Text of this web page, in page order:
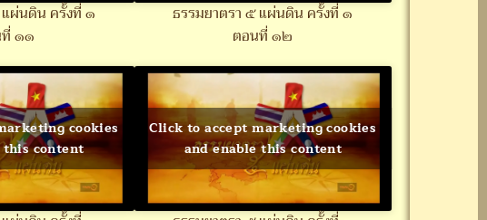
ผ่นดิน ครั้งที่ ๑
๑๑
ธรรมยาตรา ๕ แผ่นดิน ครั้งที่ ๑
ตอนที่ ๑๒
cookies
this content
Click to accept marketing cookies
and enable this content